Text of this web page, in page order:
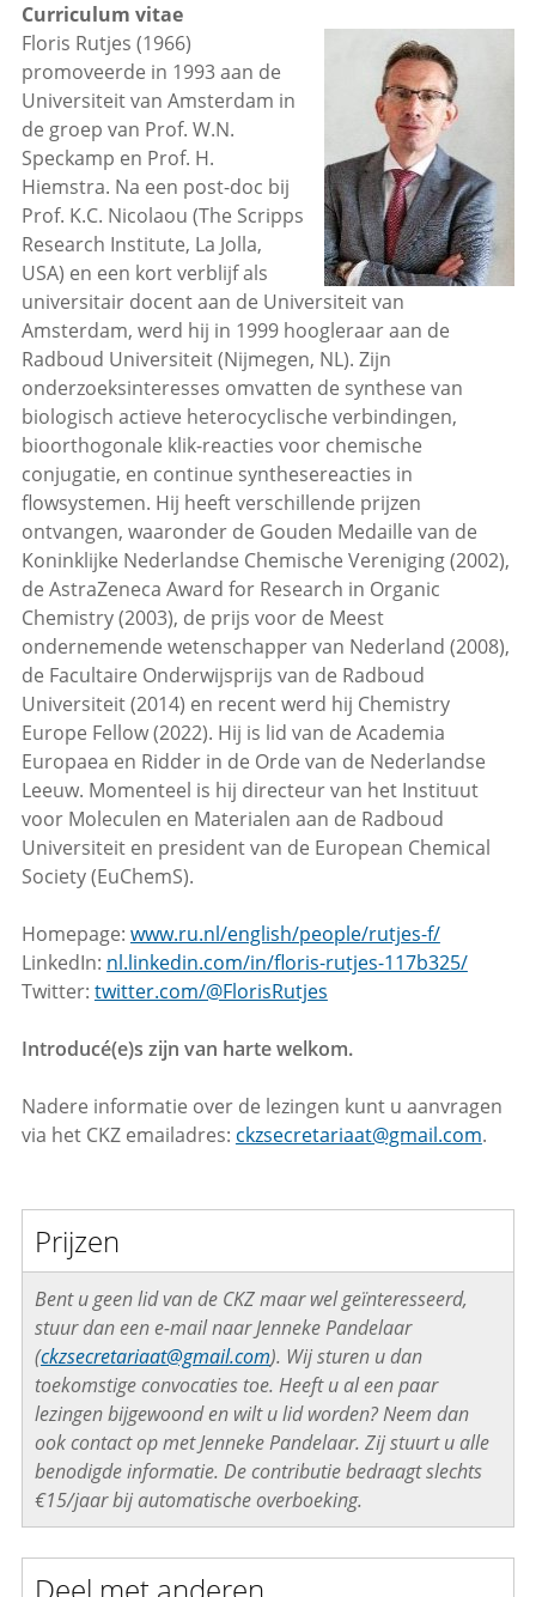
Curriculum vitae
Floris Rutjes (1966)
promoveerde in 1993 aan de
Universiteit van Amsterdam in
de groep van Prof. W.N.
Speckamp en Prof. H.
Hiemstra. Na een post-doc bij
Prof. K.C. Nicolaou (The Scripps
Research Institute, La Jolla,
USA) en een kort verblijf als
universitair docent aan de Universiteit van
Amsterdam, werd hij in 1999 hoogleraar aan de
Radboud Universiteit (Nijmegen, NL). Zijn
onderzoeksinteresses omvatten de synthese van
biologisch actieve heterocyclische verbindingen,
bioorthogonale klik-reacties voor chemische
conjugatie, en continue synthesereacties in
flowsystemen. Hij heeft verschillende prijzen
ontvangen, waaronder de Gouden Medaille van de
Koninklijke Nederlandse Chemische Vereniging (2002),
de AstraZeneca Award for Research in Organic
Chemistry (2003), de prijs voor de Meest
ondernemende wetenschapper van Nederland (2008),
de Facultaire Onderwijsprijs van de Radboud
Universiteit (2014) en recent werd hij Chemistry
Europe Fellow (2022). Hij is lid van de Academia
Europaea en Ridder in de Orde van de Nederlandse
Leeuw. Momenteel is hij directeur van het Instituut
voor Moleculen en Materialen aan de Radboud
Universiteit en president van de European Chemical
Society (EuChemS).
Homepage: www.ru.nl/english/people/rutjes-f/
LinkedIn: nl.linkedin.com/in/floris-rutjes-117b325/
Twitter: twitter.com/@FlorisRutjes
Introducé(e)s zijn van harte welkom.
Nadere informatie over de lezingen kunt u aanvragen
via het CKZ emailadres: ckzsecretariaat@gmail.com.
Prijzen
Bent u geen lid van de CKZ maar wel geïnteresseerd,
stuur dan een e-mail naar Jenneke Pandelaar
(ckzsecretariaat@gmail.com). Wij sturen u dan
toekomstige convocaties toe. Heeft u al een paar
lezingen bijgewoond en wilt u lid worden? Neem dan
ook contact op met Jenneke Pandelaar. Zij stuurt u alle
benodigde informatie. De contributie bedraagt slechts
€15/jaar bij automatische overboeking.